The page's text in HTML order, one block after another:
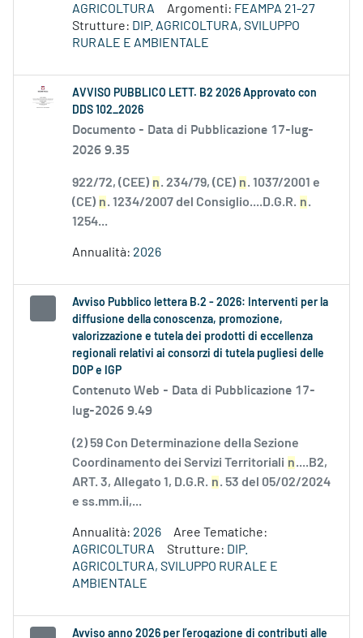
AGRICOLTURA
Argomenti: FEAMPA 21-27
Strutture: DIP. AGRICOLTURA, SVILUPPO
RURALE E AMBIENTALE
AVVISO PUBBLICO LETT. B2 2026 Approvato con
DDS 102_2026
Documento - Data di Pubblicazione 17-lug-
2026 9.35
922/72, (CEE) n. 234/79, (CE) n. 1037/2001 e
(CE) n. 1234/2007 del Consiglio....D.G.R. n.
1254...
Annualità: 2026
Avviso Pubblico lettera B.2 - 2026: Interventi per la
diffusione della conoscenza, promozione,
valorizzazione e tutela dei prodotti di eccellenza
regionali relativi ai consorzi di tutela pugliesi delle
DOP e IGP
Contenuto Web - Data di Pubblicazione 17-
lug-2026 9.49
(2) 59 Con Determinazione della Sezione
Coordinamento dei Servizi Territoriali n....B2,
ART. 3, Allegato 1, D.G.R. n. 53 del 05/02/2024
e ss.mm.ii,...
Annualità: 2026
Aree Tematiche:
AGRICOLTURA
Strutture: DIP.
AGRICOLTURA, SVILUPPO RURALE E
AMBIENTALE
Avviso anno 2026 per l’erogazione di contributi alle